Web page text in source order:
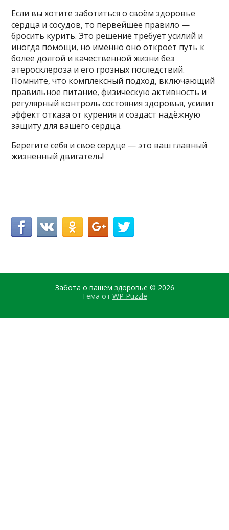
Если вы хотите заботиться о своём здоровье
сердца и сосудов, то первейшее правило —
бросить курить. Это решение требует усилий и
иногда помощи, но именно оно откроет путь к
более долгой и качественной жизни без
атеросклероза и его грозных последствий.
Помните, что комплексный подход, включающий
правильное питание, физическую активность и
регулярный контроль состояния здоровья, усилит
эффект отказа от курения и создаст надёжную
защиту для вашего сердца.
Берегите себя и свое сердце — это ваш главный
жизненный двигатель!
Забота о вашем здоровье © 2026
Тема от WP Puzzle